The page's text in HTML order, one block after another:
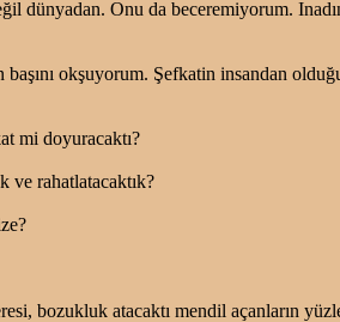
dünyadan. Onu da beceremiyorum.
başını okşuyorum. Şefkatin insandan
mi doyuracaktı?
ve rahatlatacaktık?
bozukluk atacaktı mendil açanların